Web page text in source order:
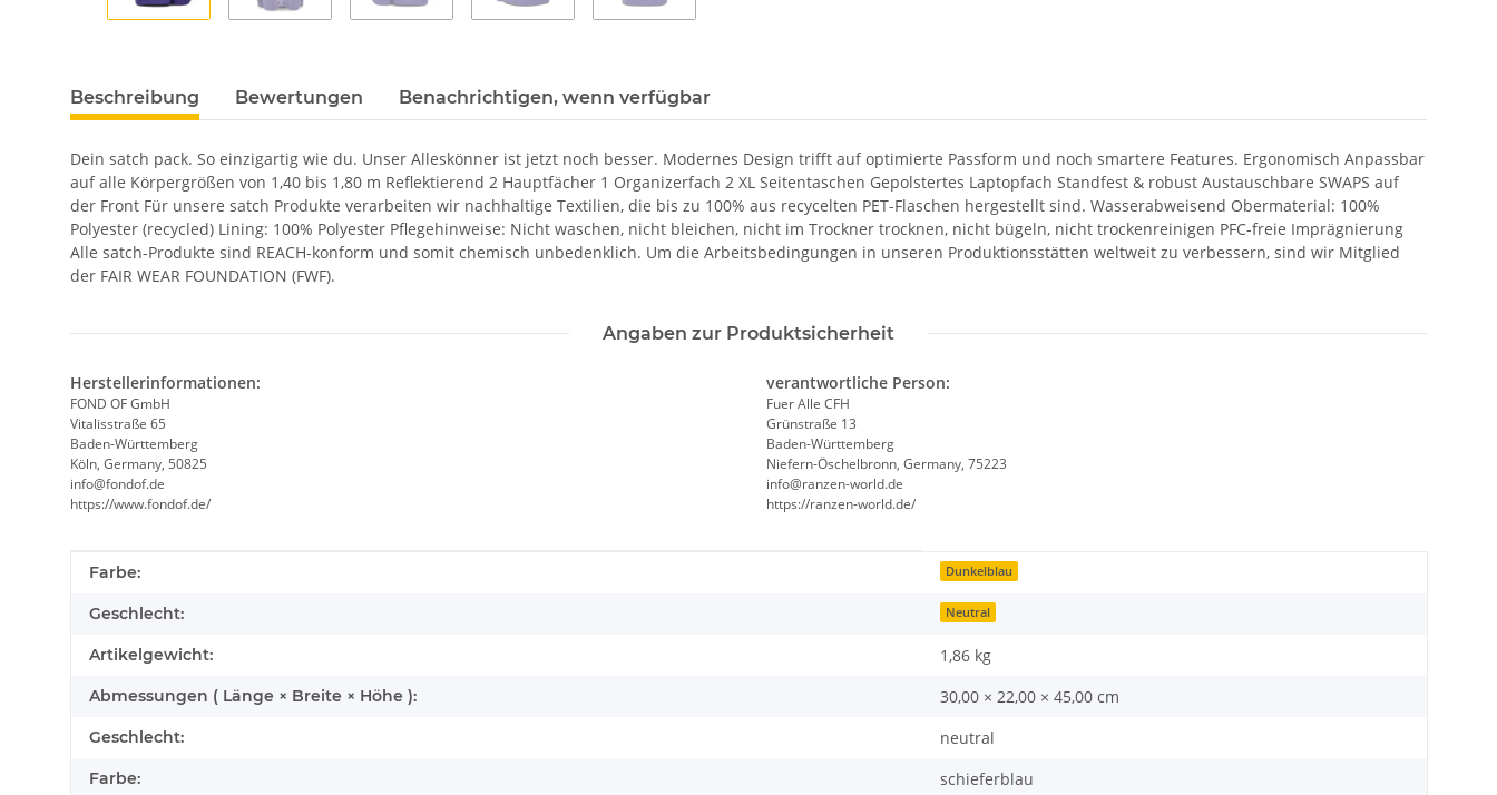
Beschreibung Bewertungen Benachrichtigen, wenn verfügbar
Dein satch pack. So einzigartig wie du. Unser Alleskönner ist jetzt noch besser. Modernes Design trifft auf optimierte Passform und noch smartere Features. Ergonomisch Anpassbar
auf alle Körpergrößen von 1,40 bis 1,80 m Reflektierend 2 Hauptfächer 1 Organizerfach 2 XL Seitentaschen Gepolstertes Laptopfach Standfest & robust Austauschbare SWAPS auf
der Front Für unsere satch Produkte verarbeiten wir nachhaltige Textilien, die bis zu 100% aus recycelten PET-Flaschen hergestellt sind. Wasserabweisend Obermaterial: 100%
Polyester (recycled) Lining: 100% Polyester Pflegehinweise: Nicht waschen, nicht bleichen, nicht im Trockner trocknen, nicht bügeln, nicht trockenreinigen PFC-freie Imprägnierung
Alle satch-Produkte sind REACH-konform und somit chemisch unbedenklich. Um die Arbeitsbedingungen in unseren Produktionsstätten weltweit zu verbessern, sind wir Mitglied
der FAIR WEAR FOUNDATION (FWF).
Angaben zur Produktsicherheit
Herstellerinformationen:
FOND OF GmbH
Vitalisstraße 65
Baden-Württemberg
Köln, Germany, 50825
info@fondof.de
https://www.fondof.de/
verantwortliche Person:
Fuer Alle CFH
Grünstraße 13
Baden-Württemberg
Niefern-Öschelbronn, Germany, 75223
info@ranzen-world.de
https://ranzen-world.de/
Produkteigenschaft
Wert
Farbe: Dunkelblau
Geschlecht: Neutral
Artikelgewicht: 1,86 kg
Abmessungen ( Länge × Breite × Höhe ): 30,00 × 22,00 × 45,00 cm
Geschlecht: neutral
Farbe: schieferblau